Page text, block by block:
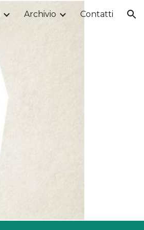
Archivio Contatti